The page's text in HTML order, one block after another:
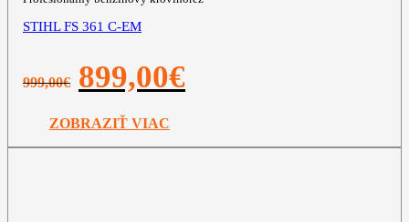
STIHL FS 361 C-EM
999,00€
Pôvodná
cena
999,00€.
899,00€
ZOBRAZIŤ VIAC